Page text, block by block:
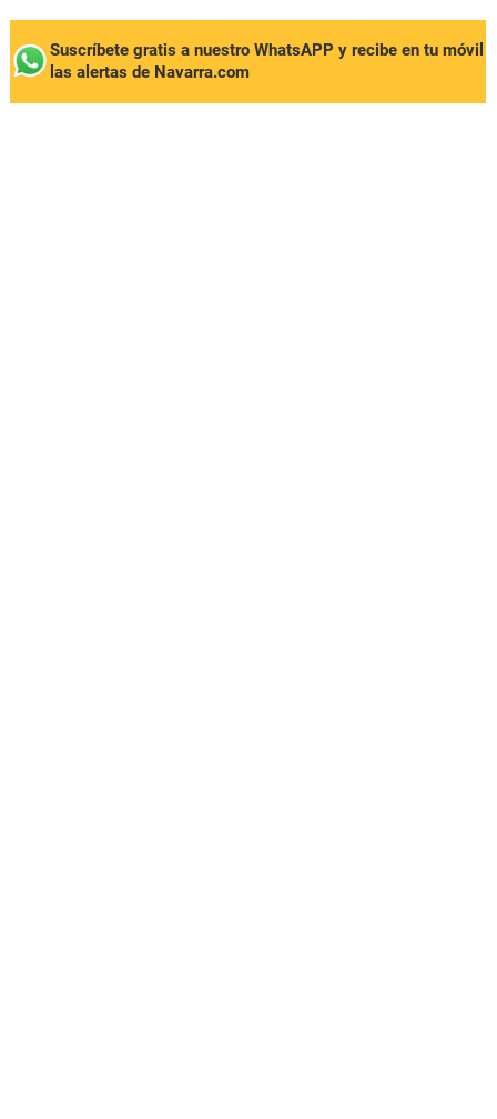
Suscríbete gratis a nuestro WhatsAPP y recibe en tu móvil
las alertas de Navarra.com